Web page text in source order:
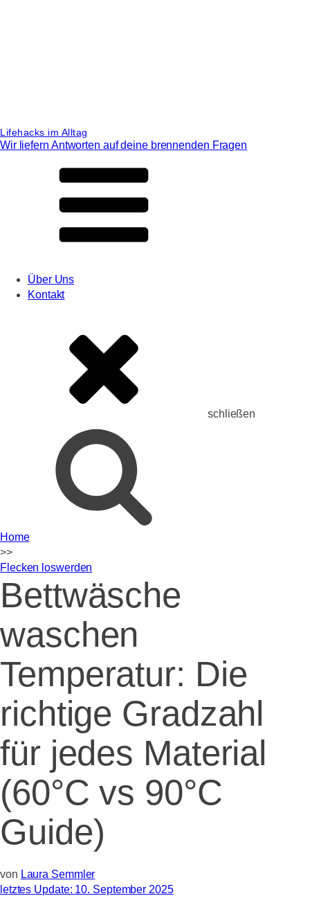
Lifehacks im Alltag
Wir liefern Antworten auf deine brennenden Fragen
Über Uns
Kontakt
schließen
Home
>>
Flecken loswerden
Bettwäsche
waschen
Temperatur: Die
richtige Gradzahl
für jedes Material
(60°C vs 90°C
Guide)
von Laura Semmler
letztes Update: 10. September 2025